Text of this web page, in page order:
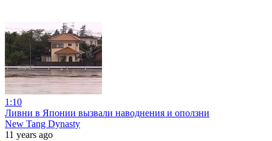
1:10
Ливни в Японии вызвали наводнения и оползни
New Tang Dynasty
11 years ago